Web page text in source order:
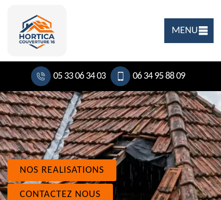
MENU
05 33 06 34 03 06 34 95 88 09
NOS REALISATIONS
CONTACTEZ NOUS